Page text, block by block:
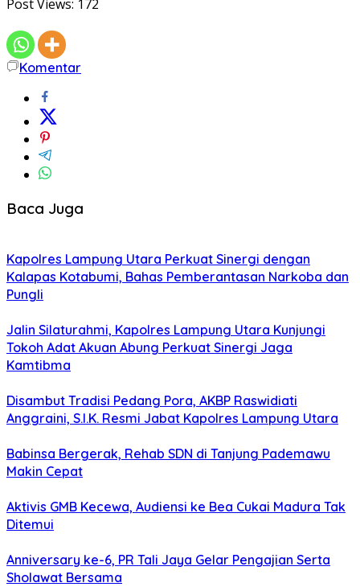
Post Views: 172
Komentar
Baca Juga
Kapolres Lampung Utara Perkuat Sinergi dengan
Kalapas Kotabumi, Bahas Pemberantasan Narkoba dan
Pungli
Jalin Silaturahmi, Kapolres Lampung Utara Kunjungi
Tokoh Adat Akuan Abung Perkuat Sinergi Jaga
Kamtibma
Disambut Tradisi Pedang Pora, AKBP Raswidiati
Anggraini, S.I.K. Resmi Jabat Kapolres Lampung Utara
Babinsa Bergerak, Rehab SDN di Tanjung Pademawu
Makin Cepat
Aktivis GMB Kecewa, Audiensi ke Bea Cukai Madura Tak
Ditemui
Anniversary ke-6, PR Tali Jaya Gelar Pengajian Serta
Sholawat Bersama